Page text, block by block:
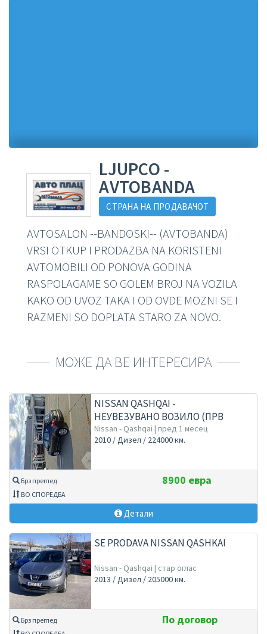
LJUPCO -
AVTOBANDA
СТРАНА НА ПРОДАВАЧОТ
AVTOSALON --BANDOSKI-- (AVTOBANDA)
VRSI OTKUP I PRODAZBA NA KORISTENI
AVTOMOBILI OD PONOVA GODINA
RASPOLAGAME SO GOLEM BROJ NA VOZILA
KAKO OD UVOZ TAKA I OD OVDE MOZNI SE I
RAZMENI SO DOPLATA STARO ZA NOVO.
МОЖЕ ДА ВЕ ИНТЕРЕСИРА
NISSAN QASHQAI -
НЕУВЕЗУВАНО ВОЗИЛО (ПРВ
СОПСТВЕНИК)
Nissan - Qashqai | пред 1 месец
2010 / Дизел / 224000 км.
Брз преглед
ВО СПОРЕДБА
8900 евра
Детали
SE PRODAVA NISSAN QASHKAI
Nissan - Qashqai | стар оглас
2013 / Дизел / 205000 км.
Брз преглед
По договор